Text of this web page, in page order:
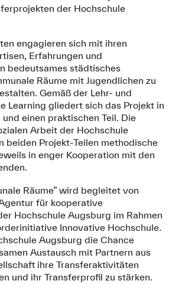
der Hochschule
engagieren sich mit ihren
Erfahrungen und
bedeutsames städtisches
Räume mit Jugendlichen zu
Gemäß der Lehr- und
Learning gliedert sich das Projekt in
einen praktischen Teil. Die
Arbeit der Hochschule
beiden Projekt-Teilen methodische
in enger Kooperation mit den
Räume” wird begleitet von
für kooperative
Hochschule Augsburg im Rahmen
Innovative Hochschule.
Augsburg die Chance
Austausch mit Partnern aus
ihre Transferaktivitäten
und ihr Transferprofil zu stärken.